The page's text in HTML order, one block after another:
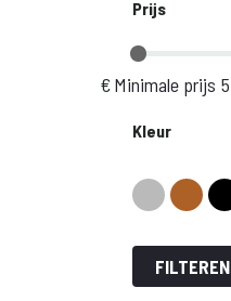
Prijs
€Minimale prijs
Kleur
FILTEREN